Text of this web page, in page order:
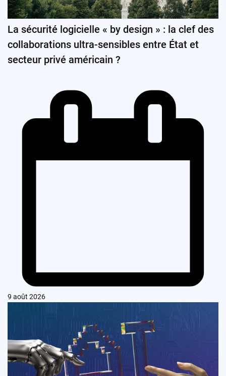
La sécurité logicielle « by design » : la clef des
collaborations ultra-sensibles entre État et
secteur privé américain ?
9 août 2026